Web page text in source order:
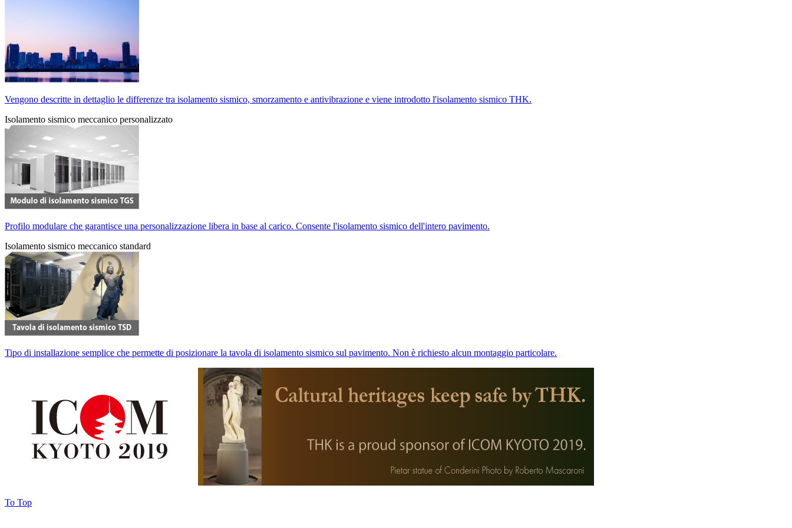
Vengono descritte in dettaglio le differenze tra isolamento sismico, smorzamento e antivibrazione e viene introdotto l'isolamento sismico THK.
Isolamento sismico meccanico personalizzato
Profilo modulare che garantisce una personalizzazione libera in base al carico. Consente l'isolamento sismico dell'intero pavimento.
Isolamento sismico meccanico standard
Tipo di installazione semplice che permette di posizionare la tavola di isolamento sismico sul pavimento. Non è richiesto alcun montaggio particolare.
To Top